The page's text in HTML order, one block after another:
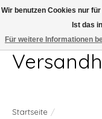
Telefon 04407 715872 MO-DO
Startseite /
Wir benutzen Cookies nur
Ist das
Für weitere Informationen